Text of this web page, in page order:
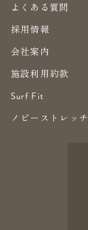
よくある質問
採用情報
会社案内
施設利用約款
Surf Fit
ノビーストレッチ